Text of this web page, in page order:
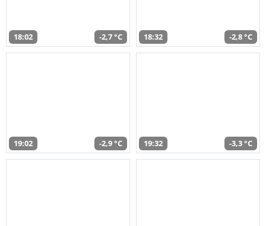
18:02 -2,7 °C 18:32 -2,8 °C
19:02 -2,9 °C 19:32 -3,3 °C